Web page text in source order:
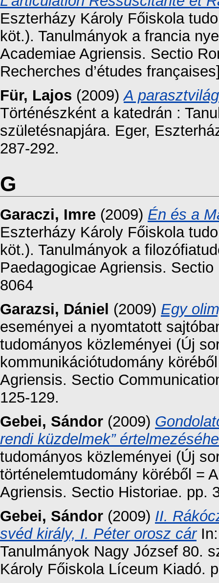
Eszterházy Károly Főiskola
köt.). Tanulmányok a francia
Academiae Agriensis. Sectio
Recherches d’études
Für, Lajos (2009)A
Történészként a katedrán :
születésnapjára. Eger,
287-292.
G
Garaczi, Imre (2009) Én és a
Eszterházy Károly Főiskola
köt.). Tanulmányok a
Paedagogicae Agriensis.
8064
Garazsi, Dániel (2009) Egy
eseményei a nyomtatott
tudományos közleményei (Új
kommunikációtudomány
Agriensis. Sectio
125-129.
Gebei, Sándor (2009)
rendi küzdelmek”
tudományos közleményei (Új
történelemtudomány köréből =
Agriensis. Sectio Historiae. pp.
Gebei, Sándor (2009) II.
svéd király, I. Péter orosz cárIn:
Tanulmányok Nagy József 80.
Károly Főiskola Líceum Kiadó.